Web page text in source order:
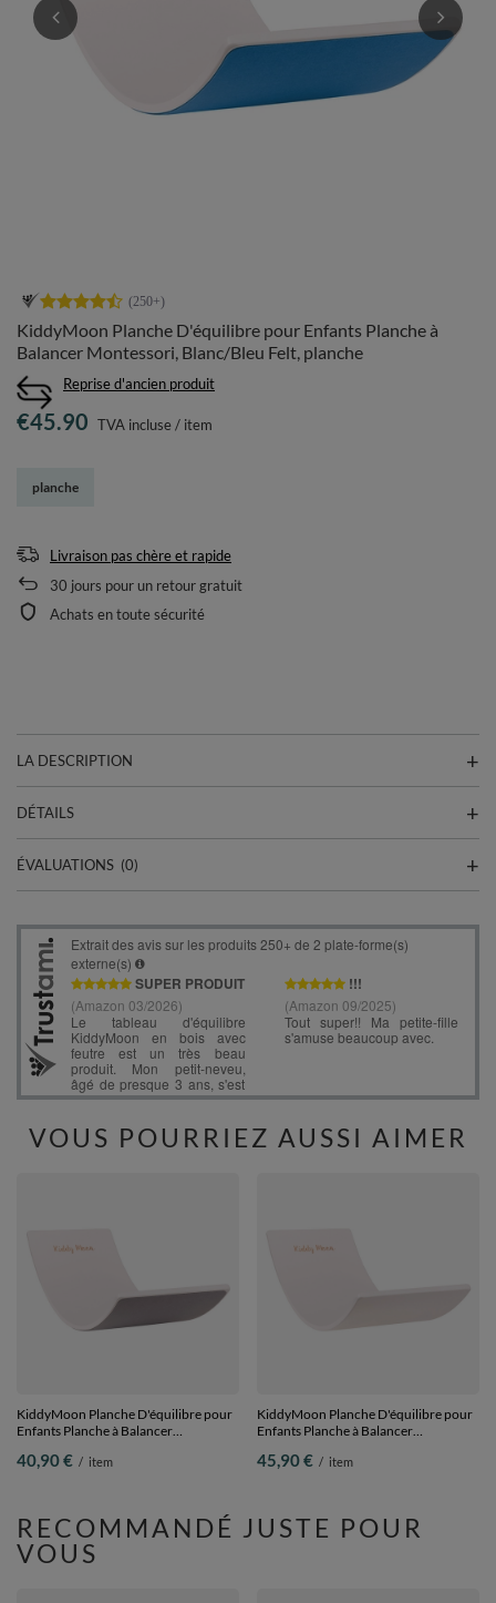
KiddyMoon Planche D'équilibre pour Enfants Planche à
Balancer Montessori, Blanc/Bleu Felt, planche
Reprise d'ancien produit
planche
€45.90 TVA incluse/ item
Livraison pas chère et rapide
30 jours pour un retour gratuit
Achats en toute sécurité
LA DESCRIPTION
DÉTAILS
ÉVALUATIONS (0)
VOUS POURRIEZ AUSSI AIMER
KiddyMoon Planche D'équilibre pour
Enfants Planche à Balancer
40,90 € / item
KiddyMoon Planche D'équilibre pour
Enfants Planche à Balancer
45,90 € / item
RECOMMANDÉ JUSTE POUR
VOUS